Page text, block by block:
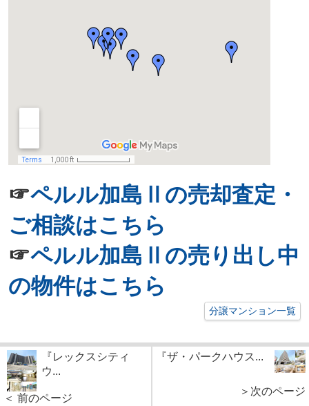
☞ペルル加島Ⅱの売却査定・
ご相談はこちら
☞ペルル加島Ⅱの売り出し中
の物件はこちら
分譲マンション一覧
『レックスシティ
ウ...
＜ 前のページ
『ザ・パークハウス...
＞次のページ